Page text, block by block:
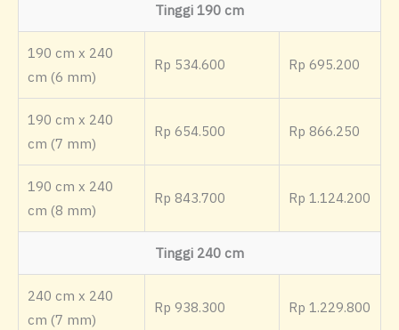
Tinggi 190 cm
190 cm x 240
cm (6 mm)
Rp 534.600 Rp 695.200
190 cm x 240
cm (7 mm)
Rp 654.500 Rp 866.250
190 cm x 240
cm (8 mm)
Rp 843.700 Rp 1.124.200
Tinggi 240 cm
240 cm x 240
cm (7 mm)
Rp 938.300 Rp 1.229.800